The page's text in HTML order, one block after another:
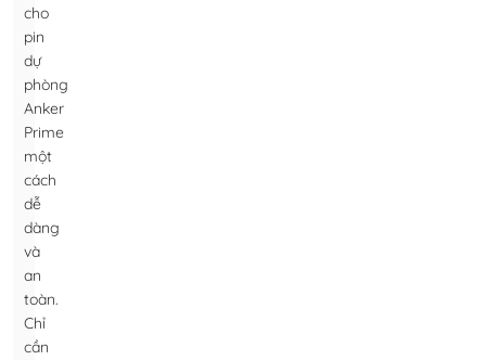
cho
pin
dự
phòng
Anker
Prime
một
cách
dễ
dàng
và
an
toàn.
Chỉ
cần